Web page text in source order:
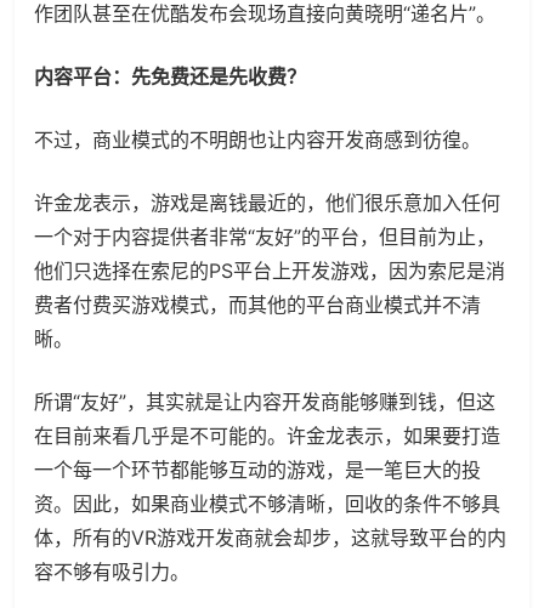
作团队甚至在优酷发布会现场直接向黄晓明“递名片”。
内容平台：先免费还是先收费？
不过，商业模式的不明朗也让内容开发商感到彷徨。
许金龙表示，游戏是离钱最近的，他们很乐意加入任何
一个对于内容提供者非常“友好”的平台，但目前为止，
他们只选择在索尼的PS平台上开发游戏，因为索尼是消
费者付费买游戏模式，而其他的平台商业模式并不清
晰。
所谓“友好”，其实就是让内容开发商能够赚到钱，但这
在目前来看几乎是不可能的。许金龙表示，如果要打造
一个每一个环节都能够互动的游戏，是一笔巨大的投
资。因此，如果商业模式不够清晰，回收的条件不够具
体，所有的VR游戏开发商就会却步，这就导致平台的内
容不够有吸引力。